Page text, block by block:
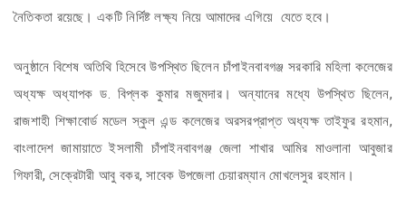
নৈতিকতা রয়েছে। একটি নির্দিষ্ট লক্ষ্য নিয়ে আমাদের এগিয়ে যেতে হবে।
অনুষ্ঠানে বিশেষ অতিথি হিসেবে উপস্থিত ছিলেন চাঁপাইনবাবগঞ্জ সরকারি মহিলা কলেজের
অধ্যক্ষ অধ্যাপক ড. বিপ্লক কুমার মজুমদার। অন্যানের মধ্যে উপস্থিত ছিলেন,
রাজশাহী শিক্ষাবোর্ড মডেল স্কুল এন্ড কলেজের অরসরপ্রাপ্ত অধ্যক্ষ তাইফুর রহমান,
বাংলাদেশ জামায়াতে ইসলামী চাঁপাইনবাবগঞ্জ জেলা শাখার আমির মাওলানা আবুজার
গিফারী, সেক্রেটারী আবু বকর, সাবেক উপজেলা চেয়ারম্যান মোখলেসুর রহমান।